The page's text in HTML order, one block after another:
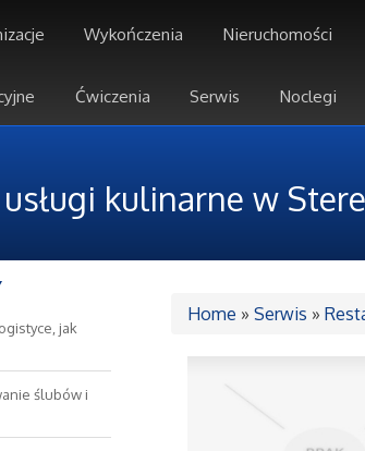
Wykończenia Nieruchomości
Ćwiczenia Serwis Noclegi
kulinarne w
jak
ślubów i
Home » Serwis »